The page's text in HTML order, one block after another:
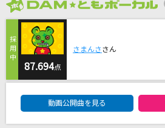
夜半の雨
神野美伽
風にきえないで
L'Arc-en-Ciel
[生音]もう恋なんてしない
槇原敬之(Makihara)
87.694点
さまんさ さん
動画公開曲を見る